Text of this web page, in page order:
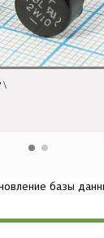
\
базы